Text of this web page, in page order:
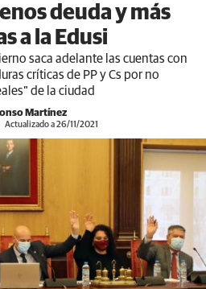
deuda y más
a la Edusi
saca adelante las cuentas con
críticas de PP y Cs por no
de la ciudad
Martínez
Actualizado a 26/11/2021